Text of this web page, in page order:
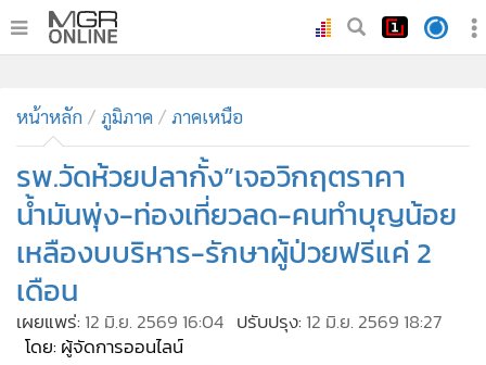
• ทันเหตุการณ์
• ภาคใต้
• ภูมิภาค
• Online Section
• บันเทิง
• ผู้จัดการรายวัน
• คอลัมนิสต์
ละคร
หน้าหลัก ภูมิภาค ภาคเหนือ
รพ.วัดห้วยปลากั้ง”เจอวิกฤตราคา
น้ำมันพุ่ง-ท่องเที่ยวลด-คนทำบุญน้อย
เหลืองบบริหาร-รักษาผู้ป่วยฟรีแค่ 2
เดือน
เผยแพร่: 12 มิ.ย. 2569 16:04 ปรับปรุง: 12 มิ.ย. 2569 18:27
โดย: ผู้จัดการออนไลน์